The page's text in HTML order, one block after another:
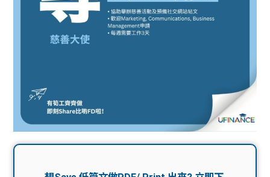
故事
分享
費貸
介
搵工
Exc
uFina
nce
聯絡
我們